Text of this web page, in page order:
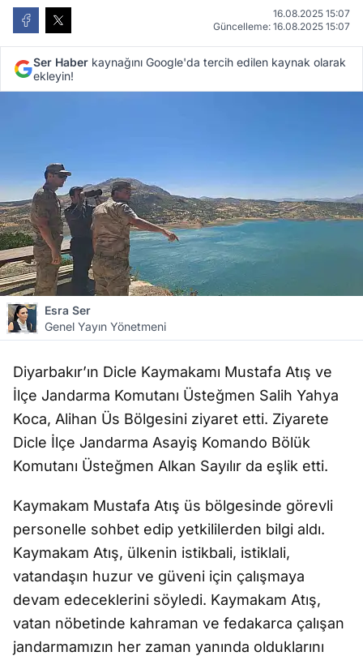
16.08.2025 15:07
Güncelleme: 16.08.2025 15:07
Ser Haber kaynağını Google'da tercih edilen kaynak olarak
ekleyin!
Esra Ser
Genel Yayın Yönetmeni
Diyarbakır’ın Dicle Kaymakamı Mustafa Atış ve
İlçe Jandarma Komutanı Üsteğmen Salih Yahya
Koca, Alihan Üs Bölgesini ziyaret etti. Ziyarete
Dicle İlçe Jandarma Asayiş Komando Bölük
Komutanı Üsteğmen Alkan Sayılır da eşlik etti.
Kaymakam Mustafa Atış üs bölgesinde görevli
personelle sohbet edip yetkililerden bilgi aldı.
Kaymakam Atış, ülkenin istikbali, istiklali,
vatandaşın huzur ve güveni için çalışmaya
devam edeceklerini söyledi. Kaymakam Atış,
vatan nöbetinde kahraman ve fedakarca çalışan
jandarmamızın her zaman yanında olduklarını